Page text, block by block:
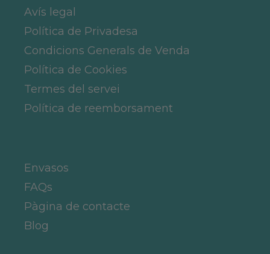
Avís legal
Política de Privadesa
Condicions Generals de Venda
Política de Cookies
Termes del servei
Política de reemborsament
Envasos
FAQs
Pàgina de contacte
Blog